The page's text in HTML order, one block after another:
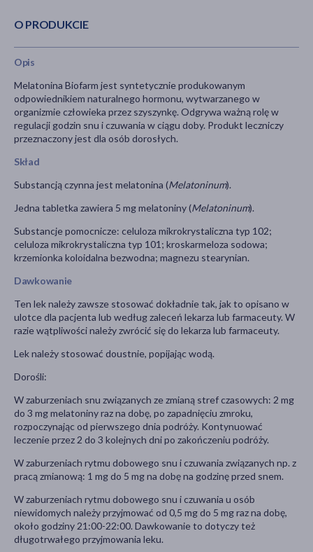
O PRODUKCIE
Opis
Melatonina Biofarm jest syntetycznie produkowanym
odpowiednikiem naturalnego hormonu, wytwarzanego w
organizmie człowieka przez szyszynkę. Odgrywa ważną rolę w
regulacji godzin snu i czuwania w ciągu doby. Produkt leczniczy
przeznaczony jest dla osób dorosłych.
Skład
Substancją czynna jest melatonina (Melatoninum).
Jedna tabletka zawiera 5 mg melatoniny (Melatoninum).
Substancje pomocnicze: celuloza mikrokrystaliczna typ 102;
celuloza mikrokrystaliczna typ 101; kroskarmeloza sodowa;
krzemionka koloidalna bezwodna; magnezu stearynian.
Dawkowanie
Ten lek należy zawsze stosować dokładnie tak, jak to opisano w
ulotce dla pacjenta lub według zaleceń lekarza lub farmaceuty. W
razie wątpliwości należy zwrócić się do lekarza lub farmaceuty.
Lek należy stosować doustnie, popijając wodą.
Dorośli:
W zaburzeniach snu związanych ze zmianą stref czasowych: 2 mg
do 3 mg melatoniny raz na dobę, po zapadnięciu zmroku,
rozpoczynając od pierwszego dnia podróży. Kontynuować
leczenie przez 2 do 3 kolejnych dni po zakończeniu podróży.
W zaburzeniach rytmu dobowego snu i czuwania związanych np. z
pracą zmianową: 1 mg do 5 mg na dobę na godzinę przed snem.
W zaburzeniach rytmu dobowego snu i czuwania u osób
niewidomych należy przyjmować od 0,5 mg do 5 mg raz na dobę,
około godziny 21:00-22:00. Dawkowanie to dotyczy też
długotrwałego przyjmowania leku.